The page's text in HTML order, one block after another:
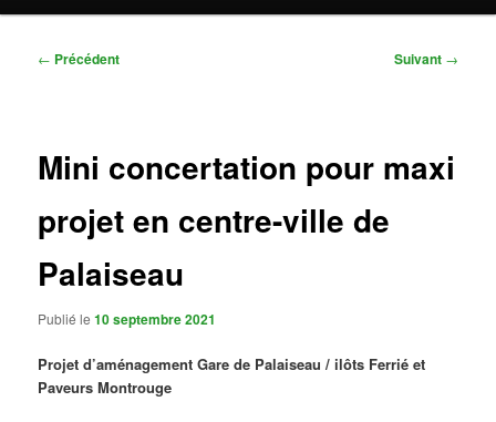
Navigation
← Précédent Suivant →
Mini concertation pour maxi
projet en centre-ville de
Palaiseau
Publié le10 septembre 2021
Projet d’aménagement Gare de Palaiseau / ilôts Ferrié et
Paveurs Montrouge